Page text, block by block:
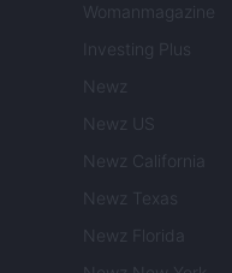
Womanmagazine
Investing Plus
Newz
Newz US
Newz California
Newz Texas
Newz Florida